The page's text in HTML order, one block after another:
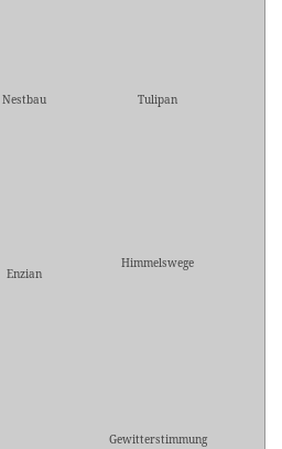
Nestbau Tulipan
Enzian
Himmelswege
Gewitterstimmung